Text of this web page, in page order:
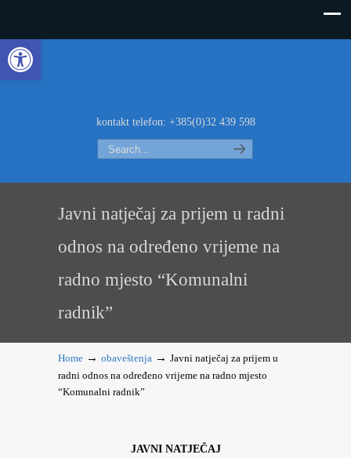
Open toolbar
kontakt telefon: +385(0)32 439 598
Javni natječaj za prijem u radni
odnos na određeno vrijeme na
radno mjesto “Komunalni
radnik”
Home → obaveštenja → Javni natječaj za prijem u
radni odnos na određeno vrijeme na radno mjesto
“Komunalni radnik”
JAVNI NATJEČAJ